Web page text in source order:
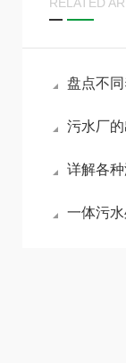
盘点不同养殖
污水厂的出
详解各
一体污水